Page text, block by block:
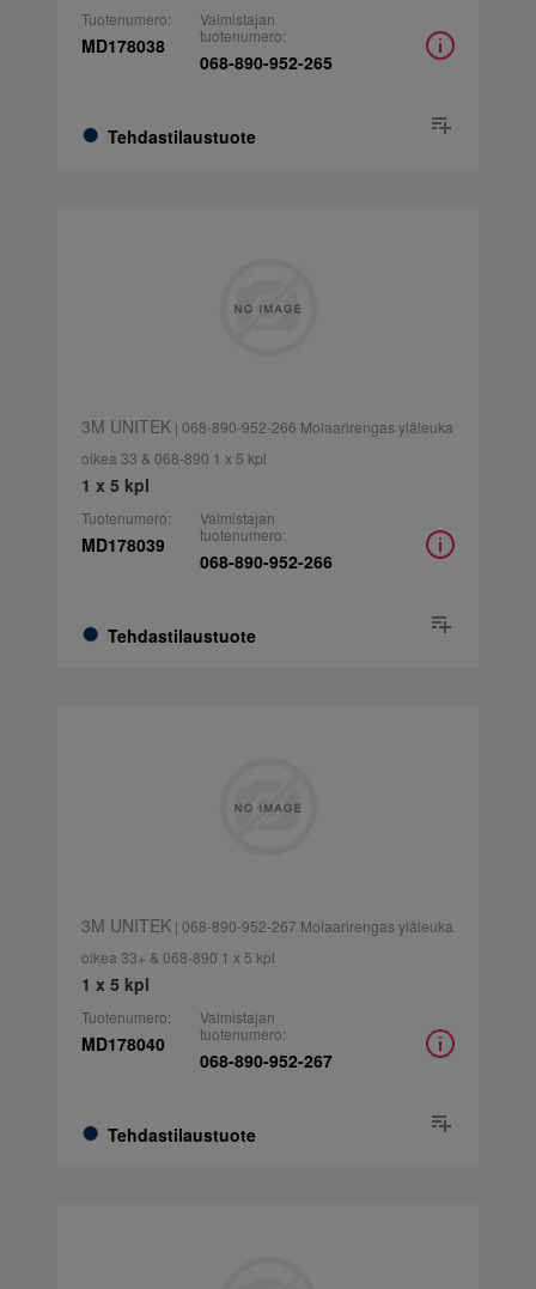
Tuotenumero:
MD178038
Tehdastilaustuote
Valmistajan
tuotenumero:
068-890-952-265
3M UNITEK| 068-890-952-266 Molaarirengas yläleuka
oikea 33 & 068-890 1 x 5 kpl
1 x 5 kpl
Tuotenumero:
MD178039
Tehdastilaustuote
Valmistajan
tuotenumero:
068-890-952-266
3M UNITEK| 068-890-952-267 Molaarirengas yläleuka
oikea 33+ & 068-890 1 x 5 kpl
1 x 5 kpl
Tuotenumero:
MD178040
Tehdastilaustuote
Valmistajan
tuotenumero:
068-890-952-267